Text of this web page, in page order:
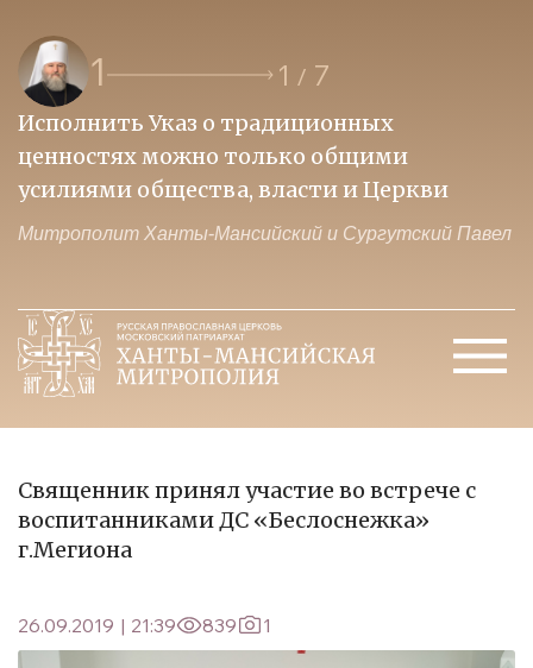
1 1 / 7
Исполнить Указ о традиционных
ценностях можно только общими
усилиями общества, власти и Церкви
Митрополит Ханты-Мансийский и Сургутский Павел
Священник принял участие во встрече с
воспитанниками ДС «Беслоснежка»
г.Мегиона
26.09.2019 | 21:39 839 1